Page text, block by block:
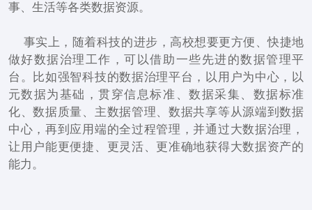
事、生活等各类数据资源。
事实上，随着科技的进步，高校想要更方便、快捷地
做好数据治理工作，可以借助一些先进的数据管理平
台。比如强智科技的数据治理平台，以用户为中心，以
元数据为基础，贯穿信息标准、数据采集、数据标准
化、数据质量、主数据管理、数据共享等从源端到数据
中心，再到应用端的全过程管理，并通过大数据治理，
让用户能更便捷、更灵活、更准确地获得大数据资产的
能力。